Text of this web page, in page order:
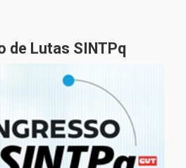
de Lutas SINTPq